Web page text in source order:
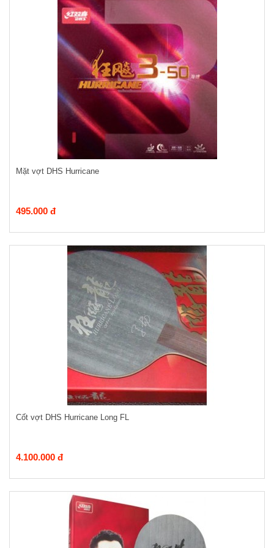
Mặt vợt DHS Hurricane
495.000 đ
Cốt vợt DHS Hurricane Long FL
4.100.000 đ